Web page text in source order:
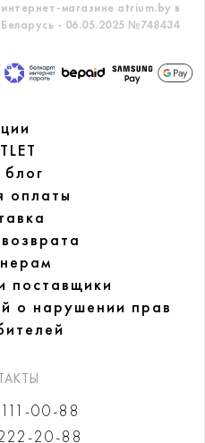
магазине atrium.by в
- 06.05.2025 №748434
оплаты
поставщики
о нарушении прав
00-88
20-88